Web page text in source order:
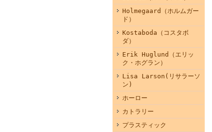
Holmegaard（ホルムガー
ド）
Kostaboda（コスタボ
ダ）
Erik Huglund（エリッ
ク・ホグラン）
Lisa Larson(リサラーソ
ン)
ホーロー
カトラリー
プラスティック